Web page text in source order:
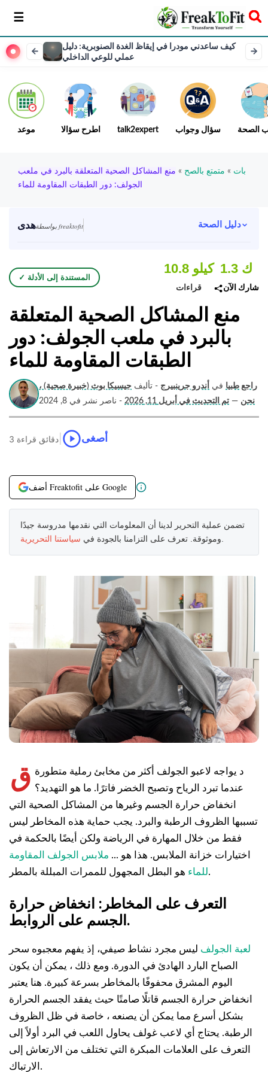
سخر
كيف ساعدني مودرا في إيقاظ الغدة الصنوبرية: دليل
عملي للوعي الداخلي
موعد اطرح سؤالا talk2expert سؤال وجواب الصحة
بات » متمتع بالصح » منع المشاكل الصحية المتعلقة بالبرد في ملعب
الجولف: دور الطبقات المقاومة للماء
هدى بواسطة freaktofit دليل الصحة
✓ المستندة إلى الأدلة
10.8 كيلو
قراءات
1.3 ك
شارك الآن
منع المشاكل الصحية المتعلقة
بالبرد في ملعب الجولف: دور
الطبقات المقاومة للماء
راجع طبيا في أندرو جرينبيرج - تأليف جيسيكا بوث (خبيرة صحية) ،
نحن — تم التحديث في أبريل 11, 2026 - ناصر نشر في 8, 2024
3 دقائق قراءة أصغى
أضف Freaktofit على Google
تضمن عملية التحرير لدينا أن المعلومات التي نقدمها مدروسة جيدًا
وموثوقة. تعرف على التزامنا بالجودة في سياستنا التحريرية
ق د يواجه لاعبو الجولف أكثر من مخابئ رملية متطورة
عندما تبرد الرياح وتصبح الخضر فاترًا. ما هو التهديد؟
انخفاض حرارة الجسم وغيرها من المشاكل الصحية التي
تسببها الظروف الرطبة والبرد. يجب حماية هذه المخاطر ليس
فقط من خلال المهارة في الرياضة ولكن أيضًا بالحكمة في
اختيارات خزانة الملابس. هذا هو ... ملابس الجولف المقاومة
للماءهو البطل المجهول للممرات المبللة بالمطر.
التعرف على المخاطر: انخفاض حرارة
الجسم على الروابط.
لعبة الجولف ليس مجرد نشاط صيفي، إذ يفهم معجبوه سحر
الصباح البارد الهادئ في الدورة. ومع ذلك ، يمكن أن يكون
اليوم المشرق محفوفًا بالمخاطر بسرعة كبيرة. هنا يعتبر
انخفاض حرارة الجسم قاتلًا صامتًا حيث يفقد الجسم الحرارة
بشكل أسرع مما يمكن أن يصنعه ، خاصة في ظل الظروف
الرطبة. يحتاج أي لاعب غولف يحاول اللعب في البرد أولاً إلى
التعرف على العلامات المبكرة التي تختلف من الارتعاش إلى
الارتباك.